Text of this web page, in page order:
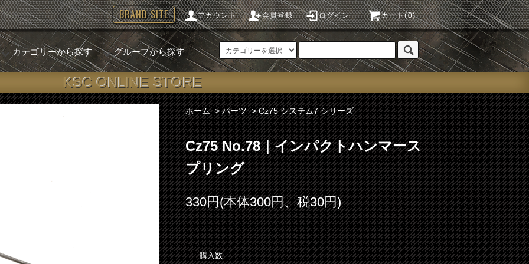
アカウント 会員登録 ログイン カート(0)
BRAND SITE
カテゴリーから探す グループから探す
KSC ONLINE STORE
ホーム >パーツ >Cz75 システム7 シリーズ
Cz75 No.78｜インパクトハンマース
プリング
330円(本体300円、税30円)
購入数